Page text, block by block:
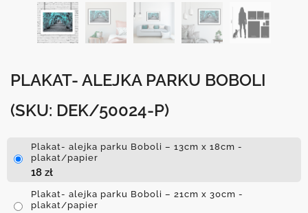
PLAKAT- ALEJKA PARKU BOBOLI
(SKU: DEK/50024-P)
Plakat- alejka parku Boboli – 13cm x 18cm -
plakat/papier
18 zł
Plakat- alejka parku Boboli – 21cm x 30cm -
plakat/papier